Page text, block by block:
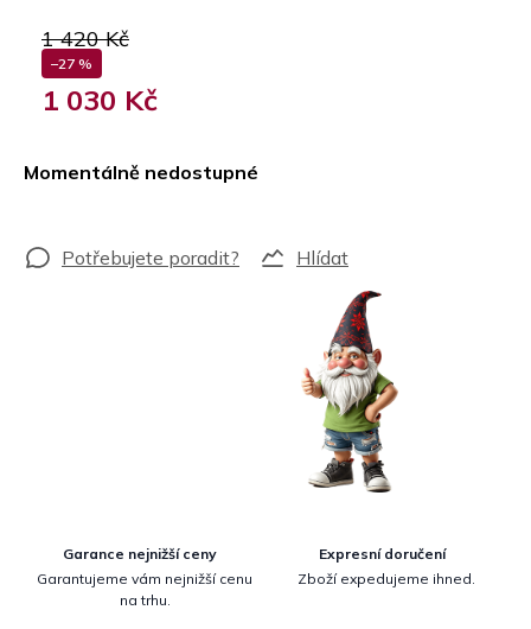
1 420 Kč
–27 %
1 030 Kč
Momentálně nedostupné
Hlídat
Garance nejnižší ceny
Garantujeme vám nejnižší cenu
na trhu.
Expresní doručení
Zboží expedujeme ihned.